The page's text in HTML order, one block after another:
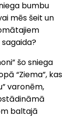
bumbu
mēs šeit un
šo sniega
“Ziema”, kas
varonēm,
baltajā